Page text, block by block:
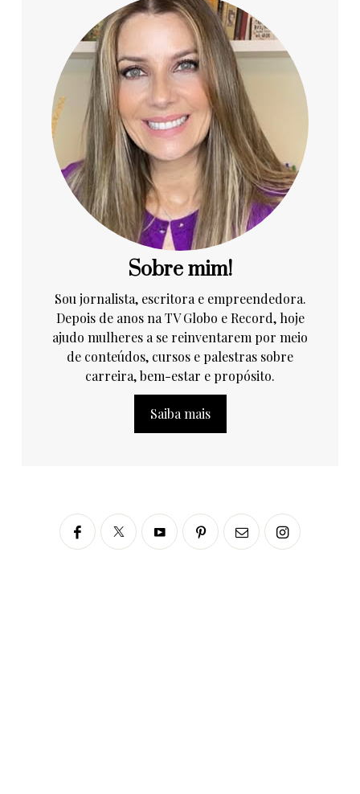
Sobre mim!
Sou jornalista, escritora e empreendedora.
Depois de anos na TV Globo e Record, hoje
ajudo mulheres a se reinventarem por meio
de conteúdos, cursos e palestras sobre
carreira, bem-estar e propósito.
Saiba mais